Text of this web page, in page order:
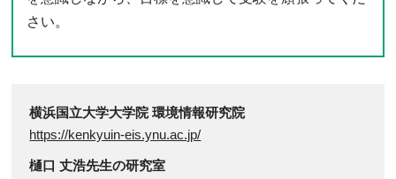
さい。
横浜国立大学大学院 環境情報研究院
https://kenkyuin-eis.ynu.ac.jp/
樋口 丈浩先生の研究室